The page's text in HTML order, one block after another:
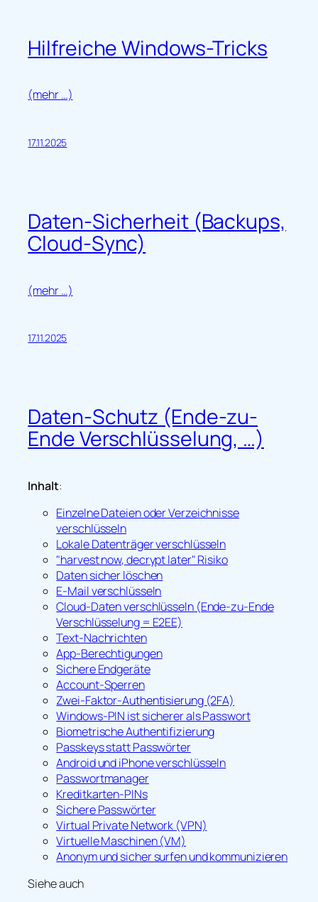
Hilfreiche Windows-Tricks
(mehr …)
17.11.2025
Daten-Sicherheit (Backups,
Cloud-Sync)
(mehr …)
17.11.2025
Daten-Schutz (Ende-zu-
Ende Verschlüsselung, …)
Inhalt:
Einzelne Dateien oder Verzeichnisse
verschlüsseln
Lokale Datenträger verschlüsseln
"harvest now, decrypt later" Risiko
Daten sicher löschen
E-Mail verschlüsseln
Cloud-Daten verschlüsseln (Ende-zu-Ende
Verschlüsselung = E2EE)
Text-Nachrichten
App-Berechtigungen
Sichere Endgeräte
Account-Sperren
Zwei-Faktor-Authentisierung (2FA)
Windows-PIN ist sicherer als Passwort
Biometrische Authentifizierung
Passkeys statt Passwörter
Android und iPhone verschlüsseln
Passwortmanager
Kreditkarten-PINs
Sichere Passwörter
Virtual Private Network (VPN)
Virtuelle Maschinen (VM)
Anonym und sicher surfen und kommunizieren
Siehe auch